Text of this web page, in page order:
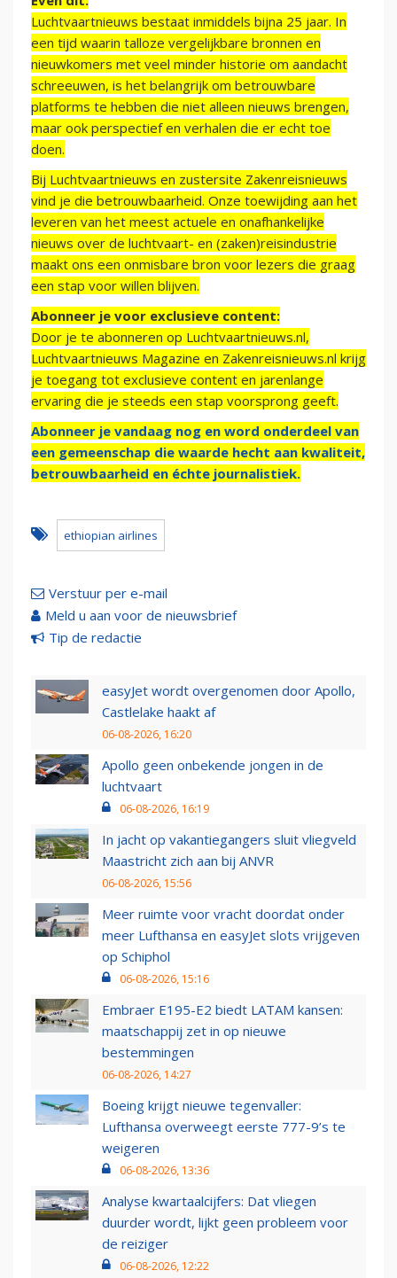
Luchtvaartnieuws bestaat inmiddels bijna 25 jaar. In
een tijd waarin talloze vergelijkbare bronnen en
nieuwkomers met veel minder historie om aandacht
schreeuwen, is het belangrijk om betrouwbare
platforms te hebben die niet alleen nieuws brengen,
maar ook perspectief en verhalen die er echt toe
doen.
Bij Luchtvaartnieuws en zustersite Zakenreisnieuws
vind je die betrouwbaarheid. Onze toewijding aan het
leveren van het meest actuele en onafhankelijke
nieuws over de luchtvaart- en (zaken)reisindustrie
maakt ons een onmisbare bron voor lezers die graag
een stap voor willen blijven.
Abonneer je voor exclusieve content:
Door je te abonneren op Luchtvaartnieuws.nl,
Luchtvaartnieuws Magazine en Zakenreisnieuws.nl krijg
je toegang tot exclusieve content en jarenlange
ervaring die je steeds een stap voorsprong geeft.
Abonneer je vandaag nog en word onderdeel van
een gemeenschap die waarde hecht aan kwaliteit,
betrouwbaarheid en échte journalistiek.
ethiopian airlines
Verstuur per e-mail
Meld u aan voor de nieuwsbrief
Tip de redactie
easyJet wordt overgenomen door Apollo,
Castlelake haakt af
06-08-2026, 16:20
Apollo geen onbekende jongen in de
luchtvaart
06-08-2026, 16:19
In jacht op vakantiegangers sluit vliegveld
Maastricht zich aan bij ANVR
06-08-2026, 15:56
Meer ruimte voor vracht doordat onder
meer Lufthansa en easyJet slots vrijgeven
op Schiphol
06-08-2026, 15:16
Embraer E195-E2 biedt LATAM kansen:
maatschappij zet in op nieuwe
bestemmingen
06-08-2026, 14:27
Boeing krijgt nieuwe tegenvaller:
Lufthansa overweegt eerste 777-9’s te
weigeren
06-08-2026, 13:36
Analyse kwartaalcijfers: Dat vliegen
duurder wordt, lijkt geen probleem voor
de reiziger
06-08-2026, 12:22